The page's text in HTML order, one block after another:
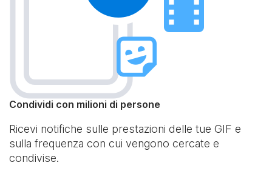
Condividi con milioni di persone
Ricevi notifiche sulle prestazioni delle tue GIF e
sulla frequenza con cui vengono cercate e
condivise.